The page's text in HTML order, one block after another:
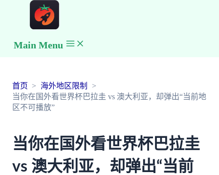
Main Menu
首页
海外地区限制
当你在国外看世界杯巴拉圭 vs 澳大利亚，却弹出“当前地
区不可播放”
当你在国外看世界杯巴拉圭
vs 澳大利亚，却弹出“当前